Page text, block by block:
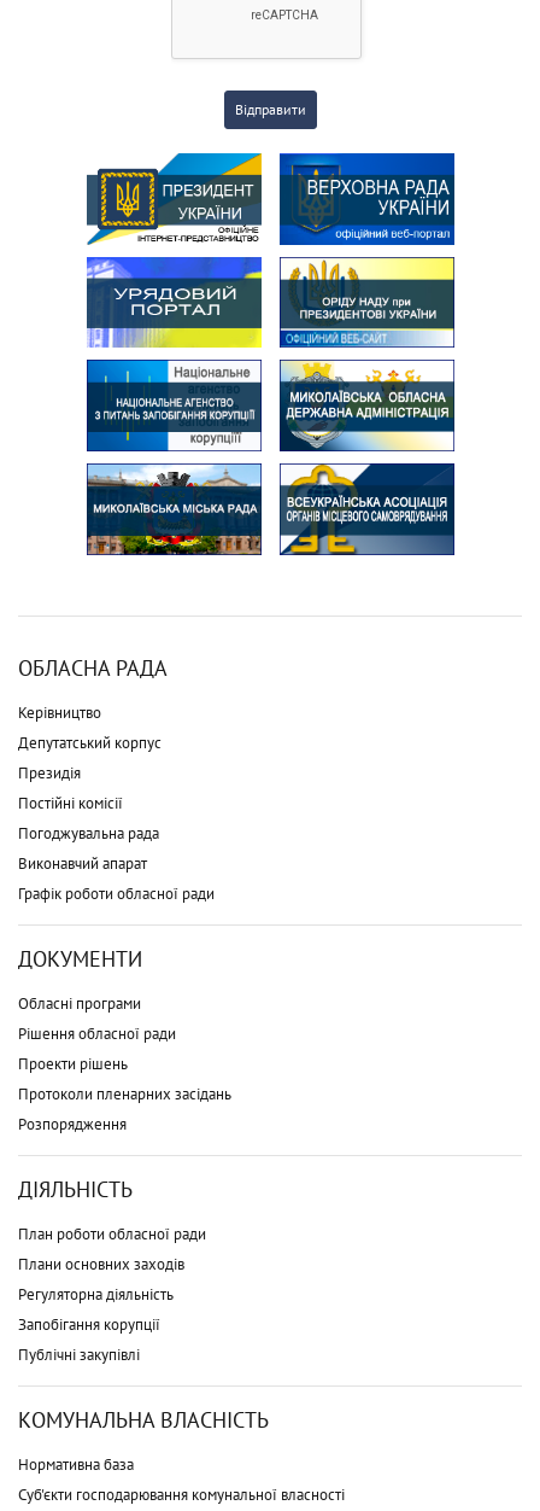
Відправити
ОБЛАСНА РАДА
Керівництво
Депутатський корпус
Президія
Постійні комісії
Погоджувальна рада
Виконавчий апарат
Графік роботи обласної ради
ДОКУМЕНТИ
Обласні програми
Рішення обласної ради
Проекти рішень
Протоколи пленарних засідань
Розпорядження
ДІЯЛЬНІСТЬ
План роботи обласної ради
Плани основних заходів
Регуляторна діяльність
Запобігання корупції
Публічні закупівлі
КОМУНАЛЬНА ВЛАСНІСТЬ
Нормативна база
Суб'єкти господарювання комунальної власності